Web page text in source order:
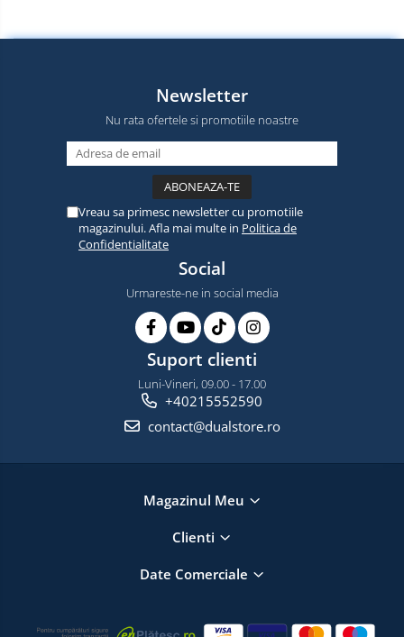
Newsletter
Nu rata ofertele si promotiile noastre
Vreau sa primesc newsletter cu promotiile
magazinului. Afla mai multe in Politica de
Confidentialitate
Social
Urmareste-ne in social media
Suport clienti
Luni-Vineri, 09.00 - 17.00
+40215552590
contact@dualstore.ro
Magazinul Meu
Clienti
Date Comerciale